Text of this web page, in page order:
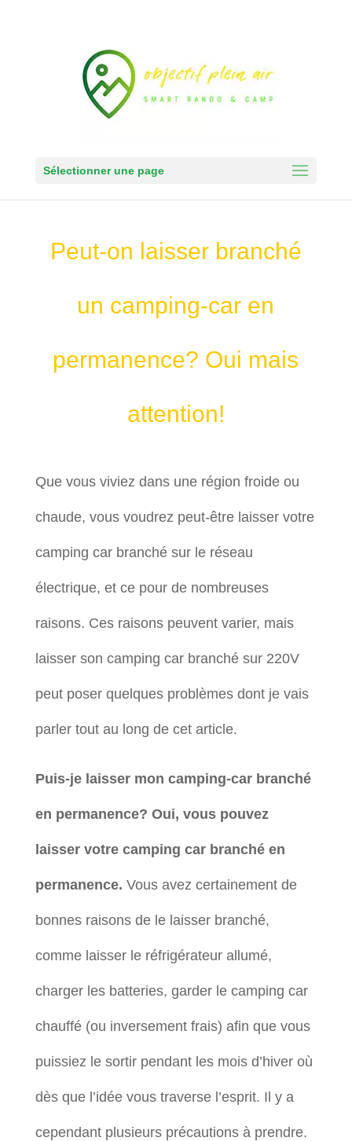
Sélectionner une page
Peut-on laisser branché
un camping-car en
permanence? Oui mais
attention!
Que vous viviez dans une région froide ou
chaude, vous voudrez peut-être laisser votre
camping car branché sur le réseau
électrique, et ce pour de nombreuses
raisons. Ces raisons peuvent varier, mais
laisser son camping car branché sur 220V
peut poser quelques problèmes dont je vais
parler tout au long de cet article.
Puis-je laisser mon camping-car branché
en permanence? Oui, vous pouvez
laisser votre camping car branché en
permanence. Vous avez certainement de
bonnes raisons de le laisser branché,
comme laisser le réfrigérateur allumé,
charger les batteries, garder le camping car
chauffé (ou inversement frais) afin que vous
puissiez le sortir pendant les mois d’hiver où
dès que l’idée vous traverse l’esprit. Il y a
cependant plusieurs précautions à prendre.